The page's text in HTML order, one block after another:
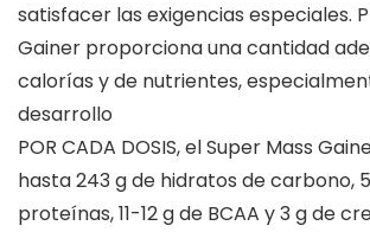
satisfacer las exigencias especiales.
Gainer proporciona una cantidad
calorías y de nutrientes,
desarrollo
POR CADA DOSIS, el Super Mass
hasta 243 g de hidratos de carbono,
proteínas, 11-12 g de BCAA y 3 g de